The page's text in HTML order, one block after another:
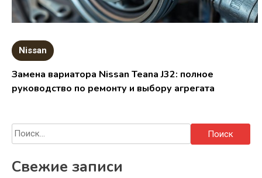
Nissan
Замена вариатора Nissan Teana J32: полное
руководство по ремонту и выбору агрегата
Найти:
Свежие записи